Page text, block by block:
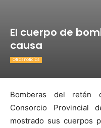
El cuerpo de
causa
Otras noticias
Bomberas del retén
Consorcio Provincial
mostrado sus cuerpos